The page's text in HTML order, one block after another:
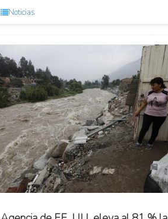
Noticias